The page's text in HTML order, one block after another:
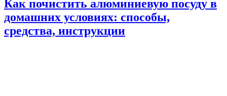
Как почистить алюминиевую посуду в
домашних условиях: способы,
средства, инструкции